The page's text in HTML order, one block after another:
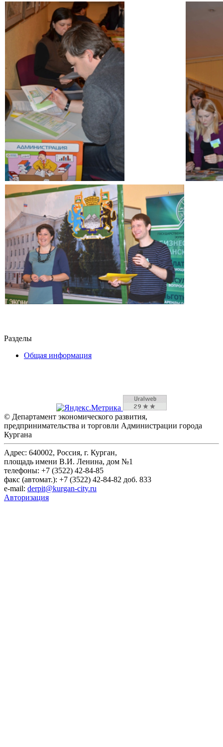
Разделы
Общая информация
© Департамент экономического развития,
предпринимательства и торговли Администрации города
Кургана
Адрес: 640002, Россия, г. Курган,
площадь имени В.И. Ленина, дом №1
телефоны: +7 (3522) 42-84-85
факс (автомат.): +7 (3522) 42-84-82 доб. 833
e-mail: derpit@kurgan-city.ru
Авторизация